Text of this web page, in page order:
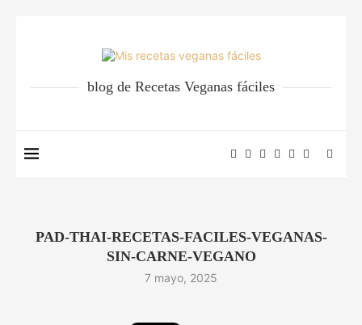
blog de Recetas Veganas fáciles
PAD-THAI-RECETAS-FACILES-VEGANAS-
SIN-CARNE-VEGANO
7 mayo, 2025